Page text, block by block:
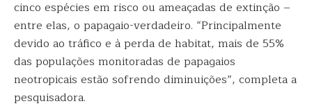
cinco espécies em risco ou ameaçadas de extinção –
entre elas, o papagaio-verdadeiro. “Principalmente
devido ao tráfico e à perda de habitat, mais de 55%
das populações monitoradas de papagaios
neotropicais estão sofrendo diminuições”, completa a
pesquisadora.